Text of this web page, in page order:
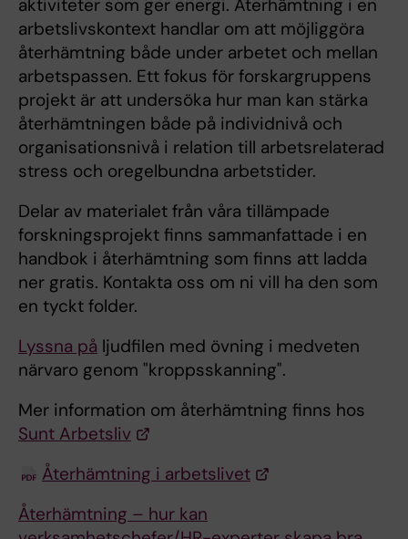
aktiviteter som ger energi. Återhämtning i en
arbetslivskontext handlar om att möjliggöra
återhämtning både under arbetet och mellan
arbetspassen. Ett fokus för forskargruppens
projekt är att undersöka hur man kan stärka
återhämtningen både på individnivå och
organisationsnivå i relation till arbetsrelaterad
stress och oregelbundna arbetstider.
Delar av materialet från våra tillämpade
forskningsprojekt finns sammanfattade i en
handbok i återhämtning som finns att ladda
ner gratis. Kontakta oss om ni vill ha den som
en tyckt folder.
Lyssna på ljudfilen med övning i medveten
närvaro genom "kroppsskanning".
Mer information om återhämtning finns hos
Sunt Arbetsliv
Återhämtning i arbetslivet
Återhämtning – hur kan